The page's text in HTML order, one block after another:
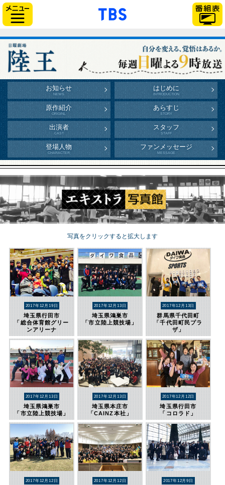
「TBSテレビ」トップ
お知らせ はじめに
原作紹介 あらすじ
出演者 スタッフ
登場人物 ファンメッセージ
写真をクリックすると拡大します
2017年12月19日
埼玉県行田市
「総合体育館グリー
ンアリーナ
2017年12月13日
埼玉県鴻巣市
「市立陸上競技場」
2017年12月13日
群馬県千代田町
「千代田町民プラ
ザ」
2017年12月13日
埼玉県鴻巣市
「市立陸上競技場」
2017年12月13日
埼玉県本庄市
「CAINZ本社」
2017年12月12日
埼玉県行田市
「コロラド」
2017年12月12日 2017年12月12日 2017年12月9日